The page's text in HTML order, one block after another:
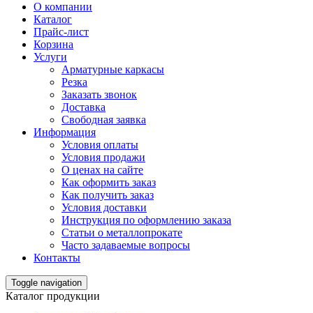
О компании
Каталог
Прайс-лист
Корзина
Услуги
Арматурные каркасы
Резка
Заказать звонок
Доставка
Свободная заявка
Информация
Условия оплаты
Условия продажи
О ценах на сайте
Как оформить заказ
Как получить заказ
Условия доставки
Инструкция по оформлению заказа
Статьи о металлопрокате
Часто задаваемые вопросы
Контакты
Toggle navigation
Каталог продукции